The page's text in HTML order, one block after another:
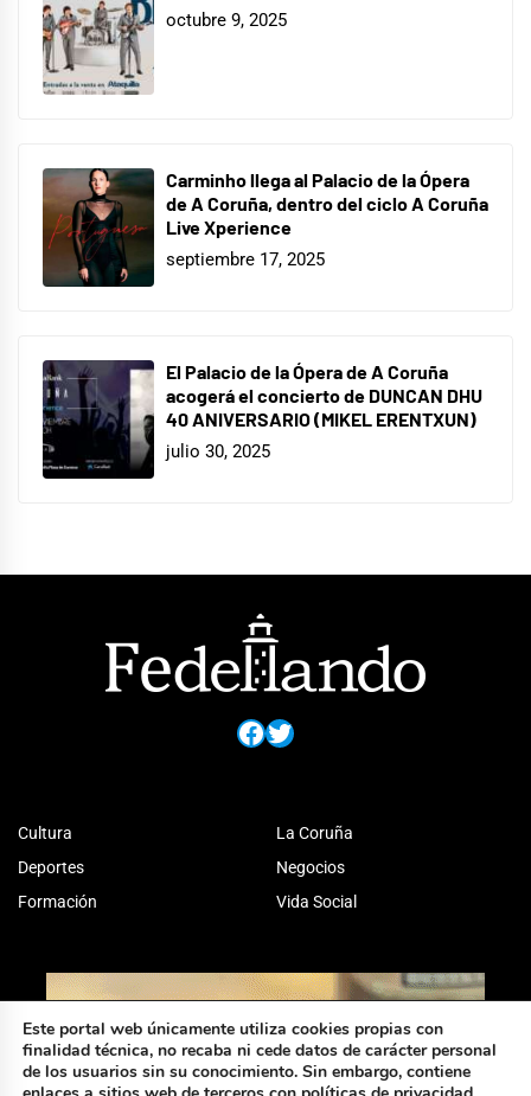
octubre 9, 2025
Carminho llega al Palacio de la Ópera
de A Coruña, dentro del ciclo A Coruña
Live Xperience
septiembre 17, 2025
El Palacio de la Ópera de A Coruña
acogerá el concierto de DUNCAN DHU
40 ANIVERSARIO (MIKEL ERENTXUN)
julio 30, 2025
Facebook
Twitter
Cultura
Deportes
Formación
La Coruña
Negocios
Vida Social
Este portal web únicamente utiliza cookies propias con
finalidad técnica, no recaba ni cede datos de carácter personal
de los usuarios sin su conocimiento. Sin embargo, contiene